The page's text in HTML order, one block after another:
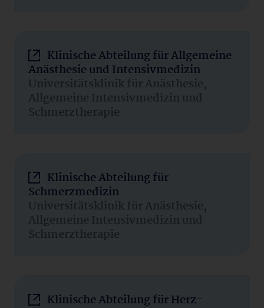
Klinische Abteilung für Allgemeine
Anästhesie und Intensivmedizin
Universitätsklinik für Anästhesie,
Allgemeine Intensivmedizin und
Schmerztherapie
Klinische Abteilung für
Schmerzmedizin
Universitätsklinik für Anästhesie,
Allgemeine Intensivmedizin und
Schmerztherapie
Klinische Abteilung für Herz-